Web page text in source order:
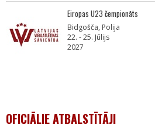
Eiropas U23 čempionāts
Bidgošča, Polija
22. - 25. Jūlijs
2027
OFICIĀLIE ATBALSTĪTĀJI